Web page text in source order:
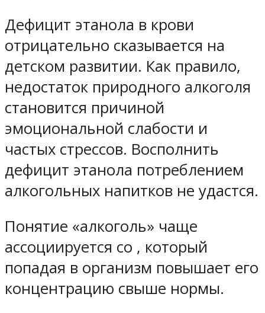
Дефицит этанола в крови
отрицательно сказывается на
детском развитии. Как правило,
недостаток природного алкоголя
становится причиной
эмоциональной слабости и
частых стрессов. Восполнить
дефицит этанола потреблением
алкогольных напитков не удастся.
Понятие «алкоголь» чаще
ассоциируется со , который
попадая в организм повышает его
концентрацию свыше нормы.